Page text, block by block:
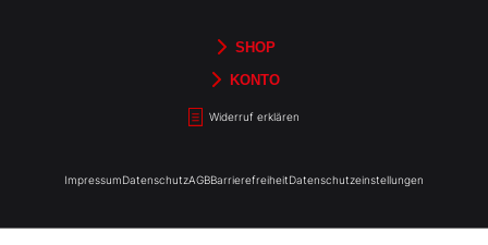
SHOP
Börsenbriefe
Aktien-Reports
HEBELTRADER
TradingDay
Newsletter
Merchandise
Gutscheine
KONTO
Widerruf erklären
ImpressumDatenschutzAGBBarrierefreiheitDatenschutzeinstellungen